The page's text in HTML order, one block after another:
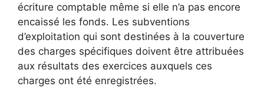
écriture comptable même si elle n’a pas encore
encaissé les fonds. Les subventions
d’exploitation qui sont destinées à la couverture
des charges spécifiques doivent être attribuées
aux résultats des exercices auxquels ces
charges ont été enregistrées.